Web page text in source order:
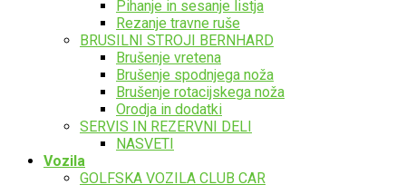
Pihanje in sesanje listja
Rezanje travne ruše
BRUSILNI STROJI BERNHARD
Brušenje vretena
Brušenje spodnjega noža
Brušenje rotacijskega noža
Orodja in dodatki
SERVIS IN REZERVNI DELI
NASVETI
Vozila
GOLFSKA VOZILA CLUB CAR